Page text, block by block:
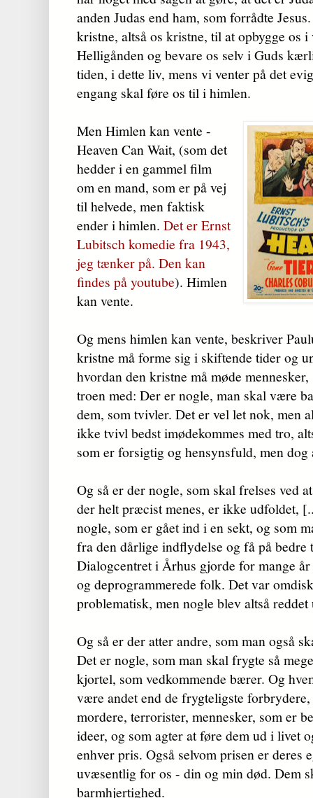
anden Judas end ham, som forrådte
kristne, altså os kristne, til at opbygge os
Helligånden og bevare os selv i Guds
tiden, i dette liv, mens vi venter på det
engang skal føre os til i himlen.
Men Himlen kan vente -
Heaven Can Wait, (som det
hedder i en gammel film
om en mand, som er på vej
til helvede, men faktisk
ender i himlen. Det er Ernst
Lubitsch komedie fra 1943,
jeg tænker på. Den kan
findes på youtube). Himlen
kan vente.
Og mens himlen kan vente, beskriver
kristne må forme sig i skiftende tider og
hvordan den kristne må møde
troen med: Der er nogle, man skal være
dem, som tvivler. Det er vel let nok, men
ikke tvivl bedst imødekommes med tro,
som er forsigtig og hensynsfuld, men
Og så er der nogle, som skal frelses ved
der helt præcist menes, er ikke udfoldet,
nogle, som er gået ind i en sekt, og som
fra den dårlige indflydelse og få på bedre
Dialogcentret i Århus gjorde for mange
og deprogrammerede folk. Det var
problematisk, men nogle blev altså
Og så er der atter andre, som man også
Det er nogle, som man skal frygte så
kjortel, som vedkommende bærer. Og
være andet end de frygteligste
mordere, terrorister, mennesker, som er
ideer, og som agter at føre dem ud i livet
enhver pris. Også selvom prisen er deres
uvæsentlig for os - din og min død. Dem
barmhjertighed.